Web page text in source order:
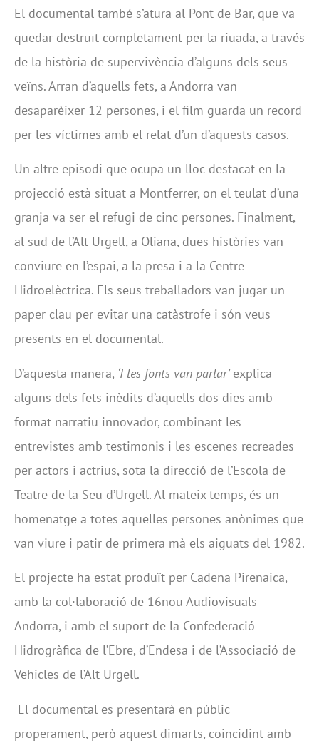
El documental també s’atura al Pont de Bar, que va
quedar destruït completament per la riuada, a través
de la història de supervivència d’alguns dels seus
veïns. Arran d’aquells fets, a Andorra van
desaparèixer 12 persones, i el film guarda un record
per les víctimes amb el relat d’un d’aquests casos.
Un altre episodi que ocupa un lloc destacat en la
projecció està situat a Montferrer, on el teulat d’una
granja va ser el refugi de cinc persones. Finalment,
al sud de l’Alt Urgell, a Oliana, dues històries van
conviure en l’espai, a la presa i a la Centre
Hidroelèctrica. Els seus treballadors van jugar un
paper clau per evitar una catàstrofe i són veus
presents en el documental.
D’aquesta manera, ‘I les fonts van parlar’explica
alguns dels fets inèdits d’aquells dos dies amb
format narratiu innovador, combinant les
entrevistes amb testimonis i les escenes recreades
per actors i actrius, sota la direcció de l’Escola de
Teatre de la Seu d’Urgell. Al mateix temps, és un
homenatge a totes aquelles persones anònimes que
van viure i patir de primera mà els aiguats del 1982.
El projecte ha estat produït per Cadena Pirenaica,
amb la col·laboració de 16nou Audiovisuals
Andorra, i amb el suport de la Confederació
Hidrogràfica de l’Ebre, d’Endesa i de l’Associació de
Vehicles de l’Alt Urgell.
El documental es presentarà en públic
properament, però aquest dimarts, coincidint amb